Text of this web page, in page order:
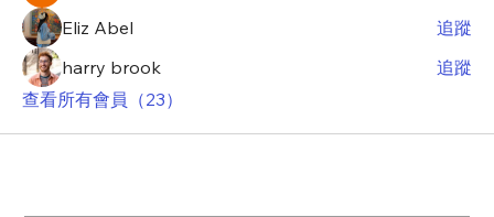
Eliz Abel
追蹤
harry brook
追蹤
查看所有會員（23）